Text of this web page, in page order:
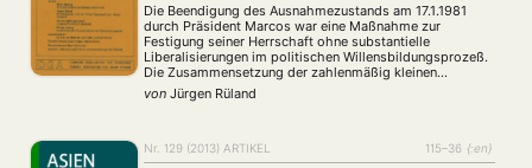
Die Beendigung des Ausnahmezustands am 17.1.1981
durch Präsident Marcos war eine Maßnahme zur
Festigung seiner Herrschaft ohne substantielle
Liberalisierungen im politischen Willensbildungsprozeß.
Die Zusammensetzung der zahlenmäßig kleinen
Herrschaftselite. Die ungelöste Nachfolgefrage.
Schlüsselstellung des Militärs bei der Nachfolge des
nach der Ermordung von Benigno Aquino.
von Jürgen Rüland
Nr. 129 (2013) ARTIKEL 115–36 {:en}